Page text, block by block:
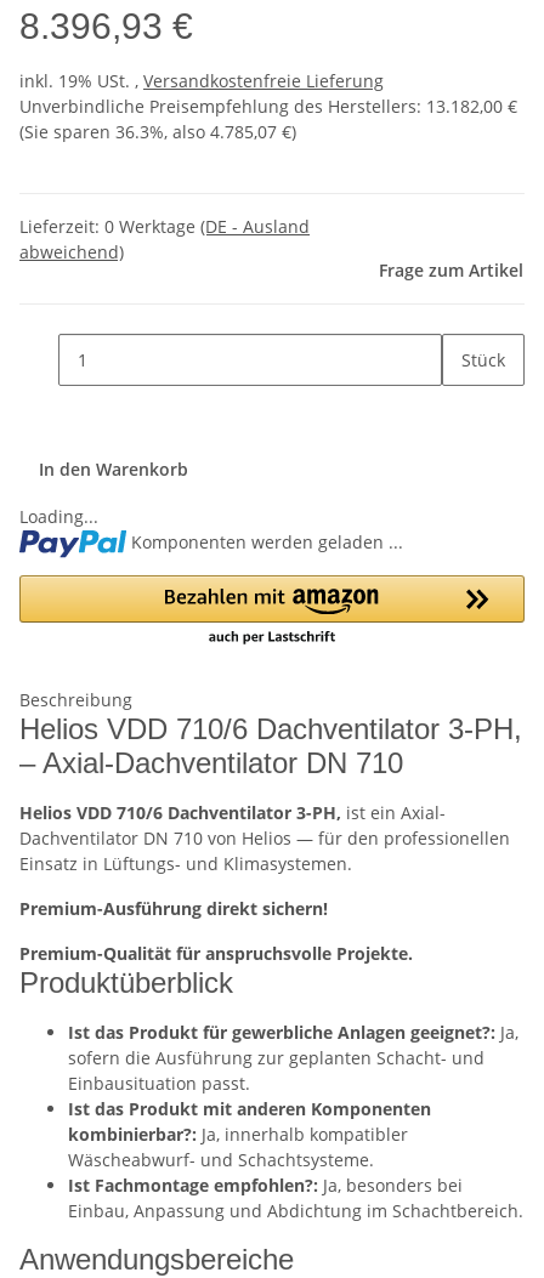
8.396,93 €
inkl. 19% USt. , Versandkostenfreie Lieferung
Unverbindliche Preisempfehlung des Herstellers: 13.182,00 €
(Sie sparen 36.3%, also 4.785,07 €)
Lieferzeit: 0 Werktage (DE - Ausland
abweichend)
Frage zum Artikel
Stück
In den Warenkorb
Loading...
Komponenten werden geladen ...
Beschreibung
Helios VDD 710/6 Dachventilator 3-PH,
– Axial-Dachventilator DN 710
Helios VDD 710/6 Dachventilator 3-PH, ist ein Axial-
Dachventilator DN 710 von Helios — für den professionellen
Einsatz in Lüftungs- und Klimasystemen.
Premium-Ausführung direkt sichern!
Premium-Qualität für anspruchsvolle Projekte.
Produktüberblick
Ist das Produkt für gewerbliche Anlagen geeignet?: Ja,
sofern die Ausführung zur geplanten Schacht- und
Einbausituation passt.
Ist das Produkt mit anderen Komponenten
kombinierbar?: Ja, innerhalb kompatibler
Wäscheabwurf- und Schachtsysteme.
Ist Fachmontage empfohlen?: Ja, besonders bei
Einbau, Anpassung und Abdichtung im Schachtbereich.
Anwendungsbereiche